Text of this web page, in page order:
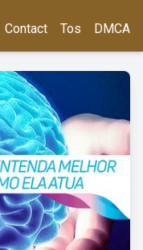
Contact Tos DMCA